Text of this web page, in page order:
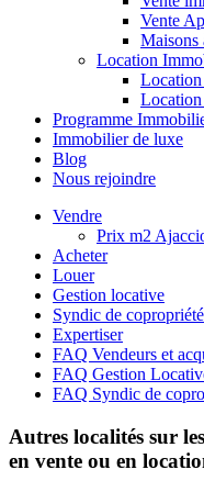
Vente
Maisons
Location
Programme
Immobilier de luxe
Blog
Nous rejoindre
Vendre
Prix m2
Acheter
Louer
Gestion locative
Syndic de copropriété
Expertiser
FAQ Vendeurs et
FAQ Gestion
FAQ Syndic de
Autres localités sur
en vente ou en